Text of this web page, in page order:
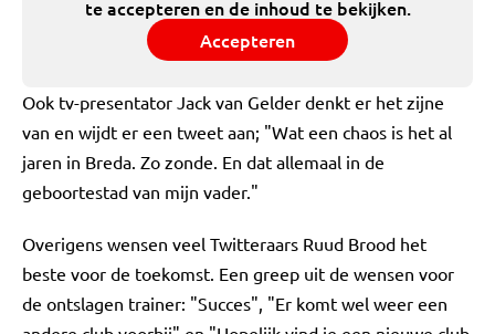
te accepteren en de inhoud te bekijken.
Accepteren
Ook tv-presentator Jack van Gelder denkt er het zijne
van en wijdt er een tweet aan; "Wat een chaos is het al
jaren in Breda. Zo zonde. En dat allemaal in de
geboortestad van mijn vader."
Overigens wensen veel Twitteraars Ruud Brood het
beste voor de toekomst. Een greep uit de wensen voor
de ontslagen trainer: "Succes", "Er komt wel weer een